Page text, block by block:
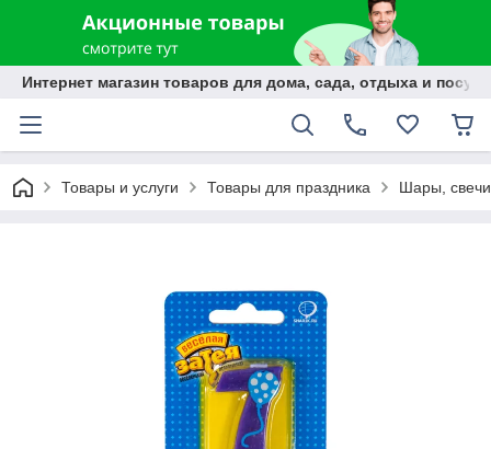
Интернет магазин товаров для дома, сада, отдыха и
Товары и услуги Товары для праздника Шары, свечи